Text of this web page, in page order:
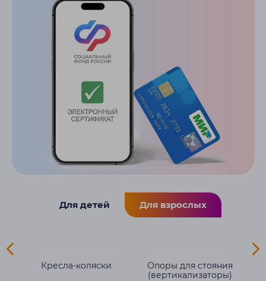
Для детей Для взрослых
Кресла-коляски
Опоры для стояния
(вертикализаторы)